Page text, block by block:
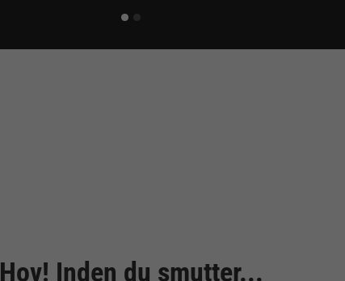
Hov! Inden du smutter...